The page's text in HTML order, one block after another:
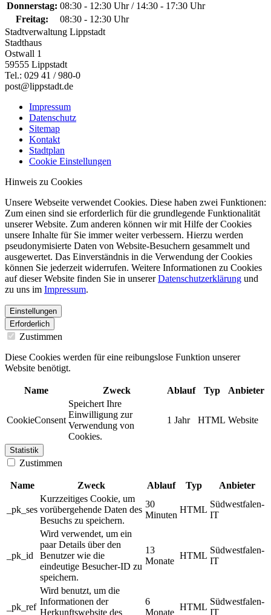
Donnerstag: 08:30 - 12:30 Uhr / 14:30 - 17:30 Uhr
Freitag:
08:30 - 12:30 Uhr
Stadtverwaltung Lippstadt
Stadthaus
Ostwall 1
59555 Lippstadt
Tel.: 029 41 / 980-0
post@lippstadt.de
Impressum
Datenschutz
Sitemap
Kontakt
Stadtplan
Cookie Einstellungen
Hinweis zu Cookies
Unsere Webseite verwendet Cookies. Diese haben zwei Funktionen:
Zum einen sind sie erforderlich für die grundlegende Funktionalität
unserer Website. Zum anderen können wir mit Hilfe der Cookies
unsere Inhalte für Sie immer weiter verbessern. Hierzu werden
pseudonymisierte Daten von Website-Besuchern gesammelt und
ausgewertet. Das Einverständnis in die Verwendung der Cookies
können Sie jederzeit widerrufen. Weitere Informationen zu Cookies
auf dieser Website finden Sie in unsererDatenschutzerklärung und
zu uns im Impressum.
Einstellungen
Erforderlich
Zustimmen
Diese Cookies werden für eine reibungslose Funktion unserer
Website benötigt.
Name Zweck Ablauf Typ Anbieter
CookieConsent
Speichert Ihre
Einwilligung zur
Verwendung von
Cookies.
1 Jahr HTML Website
Statistik
Zustimmen
Name Zweck Ablauf Typ Anbieter
_pk_ses
Kurzzeitiges Cookie, um
vorübergehende Daten des
Besuchs zu speichern.
30
Minuten
HTML
Südwestfalen-
IT
_pk_id
Wird verwendet, um ein
paar Details über den
Benutzer wie die
eindeutige Besucher-ID zu
speichern.
13
Monate
HTML
Südwestfalen-
IT
_pk_ref
Wird benutzt, um die
Informationen der
Herkunftswebsite des
6
Monate
HTML
Südwestfalen-
IT